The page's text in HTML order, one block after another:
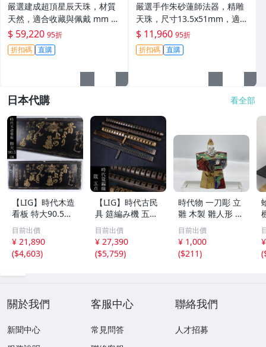
嚴選建成超頂星辰天珠，材質
天然，適合收藏與佩戴 mm 精
準關鍵詞：天珠 星辰 天地
$ 59,220 95折
折扣碼 直購
嚴選手作朱砂蓮師法器，精雕
天珠，尺寸13.5x51mm，適合
收藏 天珠 法器 聖物
$ 11,960 95折
折扣碼 直購
日本代購 看全部
【LIG】時代木造
看板 特大90.5㎝
金彩 本舗 高田徳
左衛門 古美術品
2606.676
目前出價
¥ 21,890
($4,603)
【LIG】時代古民
具 筵編み機 五点
むしろ編み 筬 お
さ 農具 古道具 26
04.458
目前出價
¥ 27,390
($5,759)
時代物 一刀彫 立
雛 木製 雛人形 木
彫彩色 小型 2.2×
3.5×H5.7cm ひな
祭り 郷土玩具 木
工芸 置物 木彫人
目前出價
¥ 1,000
($211)
(
關於我們
新聞中心
客服中心
常見問答
聯絡我們
人才招募